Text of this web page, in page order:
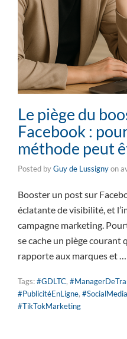
Le piège du
Facebook :
méthode peut
Posted byGuy de Lussignyon
Booster un post sur
éclatante de visibilité, et
campagne marketing.
se cache un piège courant
rapporte aux marques et …
Tags:#GDLTC,
#PublicitéEnLigne, #SocialMedia
#TikTokMarketing